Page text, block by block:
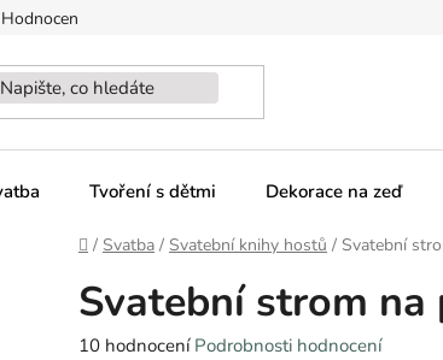
Hodnocení obchodu
Tvoření s dětmi Dekorace na zeď
Domů
/ Svatba / Svatební knihy hostů / Svatební
Svatební strom na
Průměrné
10 hodnocení Podrobnosti hodnocení